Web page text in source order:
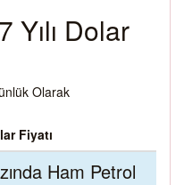
Yılı Dolar
Olarak
Fiyatı
Ham Petrol